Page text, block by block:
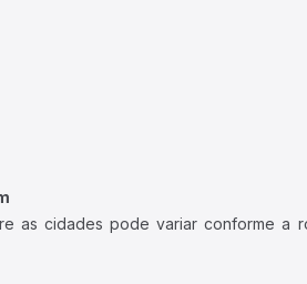
as cidades pode variar conforme a